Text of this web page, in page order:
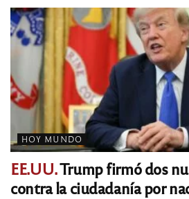
HOY MUNDO
EE.UU.Trump firmó dos
contra la ciudadanía por